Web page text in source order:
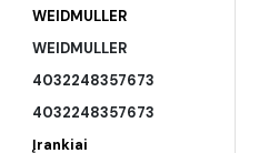
WEIDMULLER
WEIDMULLER
4032248357673
4032248357673
Įrankiai